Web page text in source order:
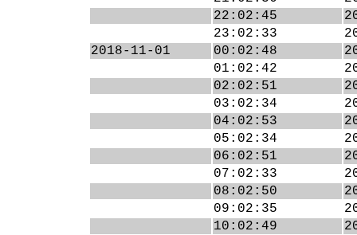
22:02:45
23:02:33
2018-11-01
00:02:48
01:02:42
02:02:51
03:02:34
04:02:53
05:02:34
06:02:51
07:02:33
08:02:50
09:02:35
10:02:49